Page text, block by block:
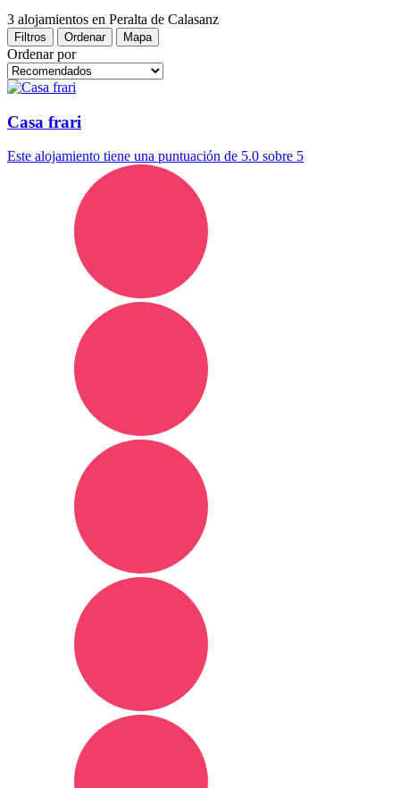
3 alojamientos en Peralta de Calasanz
Filtros Ordenar Mapa
Ordenar por
Casa frari
Este alojamiento tiene una puntuación de 5.0 sobre 5